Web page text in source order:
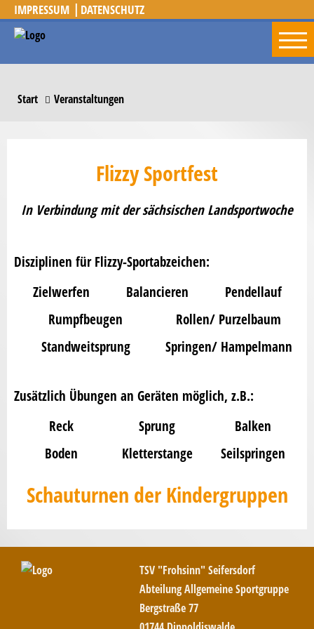
IMPRESSUM DATENSCHUTZ
Start Veranstaltungen
Flizzy Sportfest
In Verbindung mit der sächsischen Landsportwoche
Disziplinen für Flizzy-Sportabzeichen:
Zielwerfen
Balancieren
Pendellauf
Rumpfbeugen
Rollen/ Purzelbaum
Standweitsprung
Springen/ Hampelmann
Zusätzlich Übungen an Geräten möglich, z.B.:
Reck
Sprung
Balken
Boden
Kletterstange Seilspringen
Schauturnen der Kindergruppen
TSV "Frohsinn" Seifersdorf
Abteilung Allgemeine Sportgruppe
Bergstraße 77